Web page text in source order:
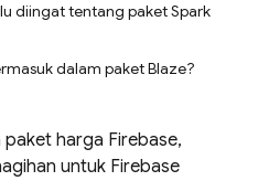
diingat tentang paket Spark
dalam paket Blaze?
paket harga Firebase,
untuk Firebase